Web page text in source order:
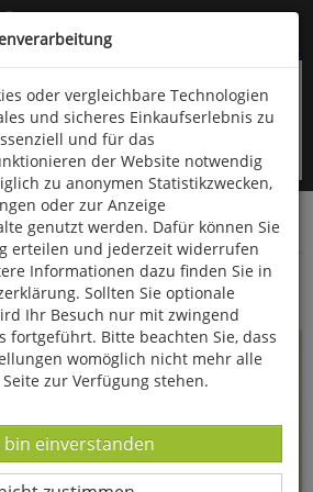
Seite überspringen
(06766) 9323-960
Kinderbücher
Sonne, liebe Erde
oder vergleichbare Technologien
und sicheres Einkaufserlebnis zu
und für das
der Website notwendig
zu anonymen Statistikzwecken,
oder zur Anzeige
genutzt werden. Dafür können Sie
erteilen und jederzeit widerrufen
Informationen dazu finden Sie in
Sollten Sie optionale
Ihr Besuch nur mit zwingend
fortgeführt. Bitte beachten Sie, dass
womöglich nicht mehr alle
zur Verfügung stehen.
-
bin einverstanden